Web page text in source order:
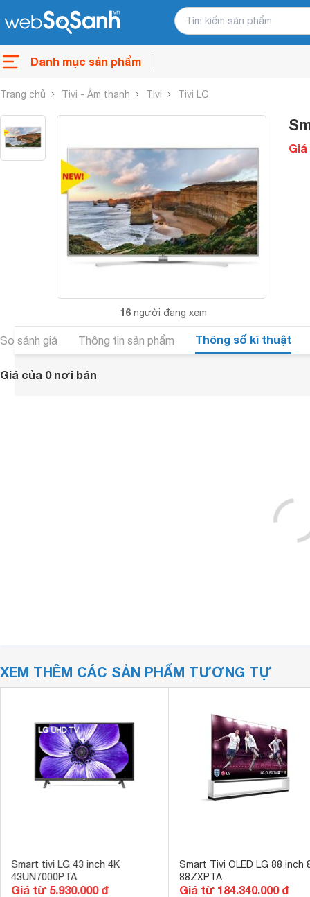
Danh mục sản phẩm
Trang chủ Tivi - Âm thanh Tivi Tivi LG
16 người đang xem
So sánh giá Thông tin sản phẩm Thông số kĩ thuật
Giá của 0 nơi bán
XEM THÊM CÁC SẢN PHẨM TƯƠNG TỰ
Smart tivi LG 43 inch 4K
43UN7000PTA
Giá từ 5.930.000 đ
Smart Tivi OLED LG 88 inch
88ZXPTA
Giá từ 184.340.000 đ